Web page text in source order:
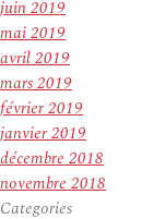
juin 2019
mai 2019
avril 2019
mars 2019
février 2019
janvier 2019
décembre 2018
novembre 2018
Categories